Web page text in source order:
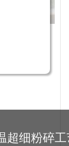
超细粉碎